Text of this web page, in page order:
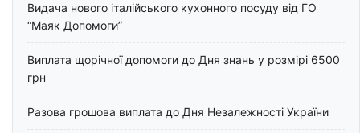
Видача нового італійського кухонного посуду від ГО
“Маяк Допомоги”
Виплата щорічної допомоги до Дня знань у розмірі 6500
грн
Разова грошова виплата до Дня Незалежності України